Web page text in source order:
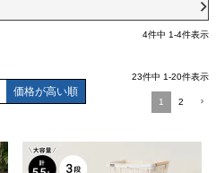
4件中 1-4件表示
価格が高い順
23件中 1-20件表示
1 2